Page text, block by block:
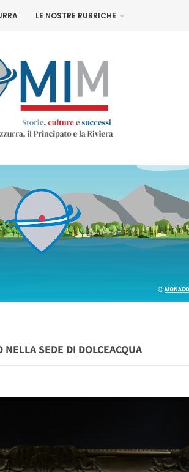
LE NOSTRE RUBRICHE
SEDE DI DOLCEACQUA